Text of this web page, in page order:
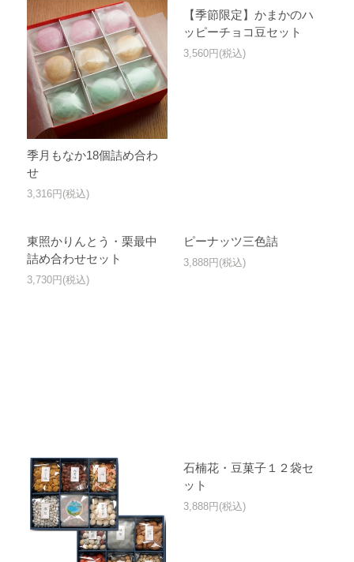
季月もなか18個詰め合わ
せ
3,316円(税込)
【季節限定】かまかのハ
ッピーチョコ豆セット
3,560円(税込)
東照かりんとう・栗最中
詰め合わせセット
3,730円(税込)
ピーナッツ三色詰
3,888円(税込)
石楠花・豆菓子１２袋セ
ット
3,888円(税込)